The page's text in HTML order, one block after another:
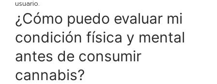
usuario.
¿Cómo puedo evaluar mi
condición física y mental
antes de consumir
cannabis?